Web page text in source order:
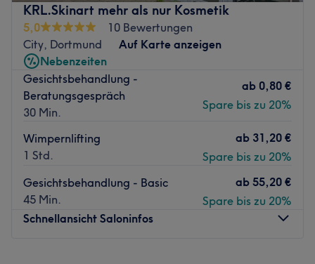
stressigen Alltag und lass dich mit dem allumfassenden
Beauty-Programm verwöhnen.
Nächste öffentliche Verkehrsmittel:
Der U-Bahnhof Sierichstraße befindet sich nur 5
Gehminuten vom Studio entfernt.
Das Team:
Das Team besteht aus ausgebildeten Kosmetikerinnen,
die sich regelmäßig weiterbilden und dadurch genau
wissen, welche Behandlung zu dir passt!
Was uns an dem Salon gefällt:
Atmosphäre: Entspannend, herzlich, stilvoll
Expertise: Gesichtsbehandlungen
KRL.Skinart mehr als nur Kosmetik
5,0
10 Bewertungen
City, Dortmund
Auf Karte anzeigen
Nebenzeiten
Gesichtsbehandlung -
Beratungsgespräch
30 Min.
ab 0,80 €
Spare bis zu 20%
Wimpernlifting
1 Std.
ab 31,20 €
Spare bis zu 20%
Gesichtsbehandlung - Basic
45 Min.
ab 55,20 €
Spare bis zu 20%
Schnellansicht Saloninfos